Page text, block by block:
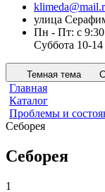
улица
Пн - Пт: с
Суббота 10-14
Темная тема
Главная
Каталог
Проблемы и
Себорея
Себорея
1